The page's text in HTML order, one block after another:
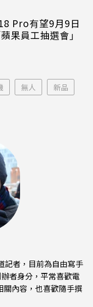
Pro有望9月9日
果員工抽選會」
無人 新品
記者，目前為自由寫手
者身分，平常喜歡電
關內容，也喜歡隨手撰